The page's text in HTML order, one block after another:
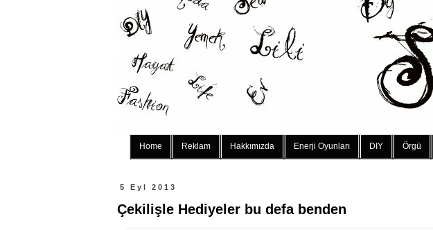
Home Reklam Hakkımızda Enerji Oyunları DIY Örgü
5 Eyl 2013
Çekilişle Hediyeler bu defa benden